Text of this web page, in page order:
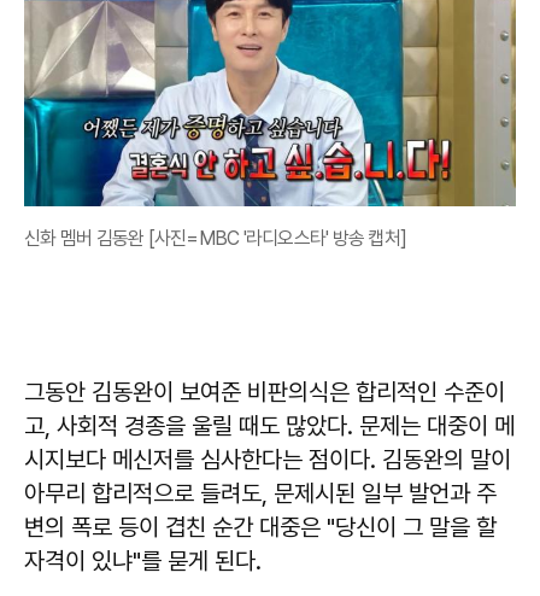
신화 멤버 김동완 [사진=MBC '라디오스타' 방송 캡처]
그동안 김동완이 보여준 비판의식은 합리적인 수준이
고, 사회적 경종을 울릴 때도 많았다. 문제는 대중이 메
시지보다 메신저를 심사한다는 점이다. 김동완의 말이
아무리 합리적으로 들려도, 문제시된 일부 발언과 주
변의 폭로 등이 겹친 순간 대중은 "당신이 그 말을 할
자격이 있냐"를 묻게 된다.